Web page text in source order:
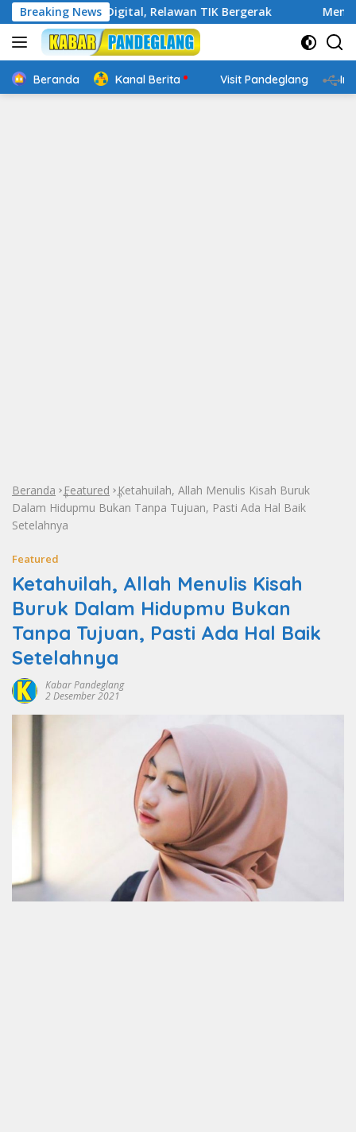
Langsung
ke
konten
Breaking News
Digital, Relawan TIK Bergerak Mengenal
Beranda Kanal Berita Visit Pandeglang
Beranda »Featured »Ketahuilah, Allah Menulis Kisah Buruk
Dalam Hidupmu Bukan Tanpa Tujuan, Pasti Ada Hal Baik
Setelahnya
Featured
Ketahuilah, Allah Menulis Kisah
Buruk Dalam Hidupmu Bukan
Tanpa Tujuan, Pasti Ada Hal Baik
Setelahnya
Kabar Pandeglang
2 Desember 2021